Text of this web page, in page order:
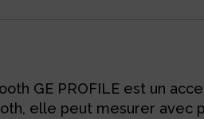
GE PROFILE est un
elle peut mesurer avec